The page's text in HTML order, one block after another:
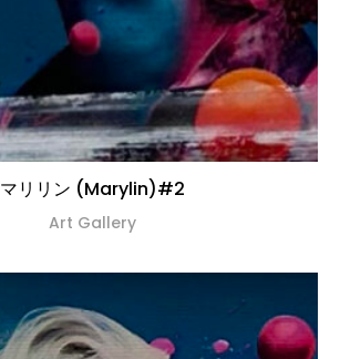
マリリン (Marylin)#2
Art Gallery